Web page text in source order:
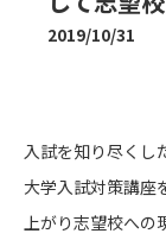
2019/10/31
入試を知り尽くし
大学入試対策講座
上がり志望校への